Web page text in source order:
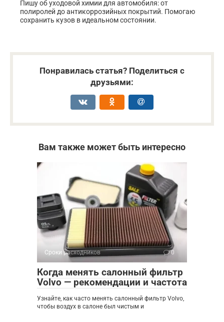
Пишу об уходовой химии для автомобиля: от
полиролей до антикоррозийных покрытий. Помогаю
сохранить кузов в идеальном состоянии.
Понравилась статья? Поделиться с
друзьями:
Вам также может быть интересно
Сроки расходников 0
Когда менять салонный фильтр
Volvo — рекомендации и частота
Узнайте, как часто менять салонный фильтр Volvo,
чтобы воздух в салоне был чистым и